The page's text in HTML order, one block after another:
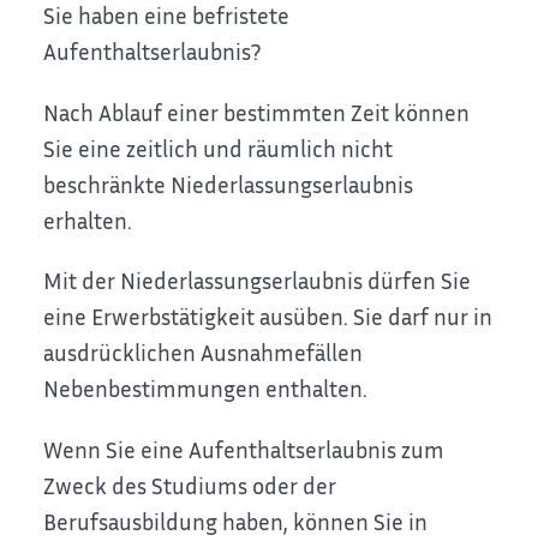
Sie haben eine befristete
Aufenthaltserlaubnis?
Nach Ablauf einer bestimmten Zeit können
Sie eine zeitlich und räumlich nicht
beschränkte Niederlassungserlaubnis
erhalten.
Mit der Niederlassungserlaubnis dürfen Sie
eine Erwerbstätigkeit ausüben. Sie darf nur in
ausdrücklichen Ausnahmefällen
Nebenbestimmungen enthalten.
Wenn Sie eine Aufenthaltserlaubnis zum
Zweck des Studiums oder der
Berufsausbildung haben, können Sie in